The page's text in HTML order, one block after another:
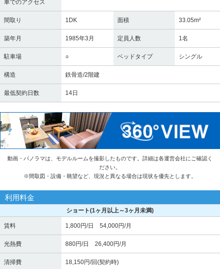
車でのアクセス
間取り 1DK 面積 33.05m²
築年月 1985年3月 定員人数 1名
駐車場 ○ ベッドタイプ シングル
構造 鉄骨造/2階建
最低契約日数 14日
動画・パノラマは、モデルルームを撮影したものです。詳細は各運営会社にご確認く
ださい。
※間取図・設備・眺望など、現況と異なる場合は現状を優先とします。
利用料金
ショート(1ヶ月以上～3ヶ月未満)
賃料 1,800円/日 54,000円/月
光熱費 880円/日 26,400円/月
清掃費 18,150円/回(契約時)